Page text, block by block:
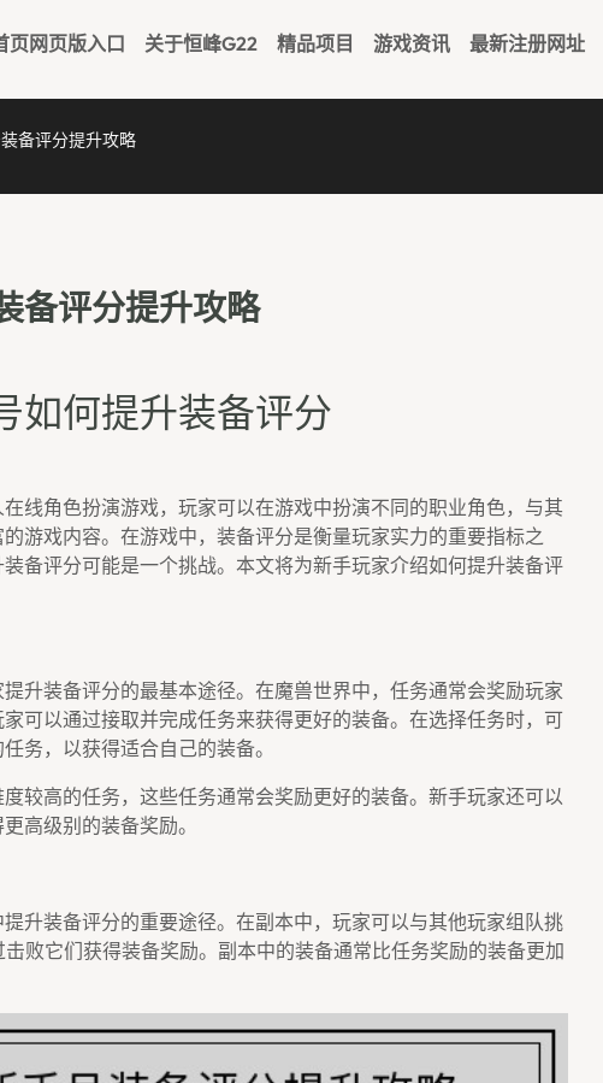
页网页版入口 关于恒峰g22 精品项目 游戏资讯 最新注册网址
备评分提升攻略
备评分提升攻略
如何提升装备评分
线角色扮演游戏，玩家可以在游戏中扮演不同的职业角色，与其
游戏内容。在游戏中，装备评分是衡量玩家实力的重要指标之
备评分可能是一个挑战。本文将为新手玩家介绍如何提升装备评
升装备评分的最基本途径。在魔兽世界中，任务通常会奖励玩家
可以通过接取并完成任务来获得更好的装备。在选择任务时，可
务，以获得适合自己的装备。
较高的任务，这些任务通常会奖励更好的装备。新手玩家还可以
高级别的装备奖励。
升装备评分的重要途径。在副本中，玩家可以与其他玩家组队挑
败它们获得装备奖励。副本中的装备通常比任务奖励的装备更加